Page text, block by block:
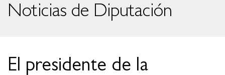
Noticias de Diputación
El presidente de la